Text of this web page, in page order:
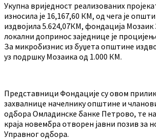
Укупна вриједност реализованих
износила је 16,167,60 КМ, од чега је
издвојила 5.624,07КМ, фондација Мозаик
локални допринос заједнице је
За микробизнис из буџета општине
уз подршку Мозаика од 1.000 КМ.
Представници Фондације су овом
захвалнице начелнику општине и
одбора Омладинске банке Петрово, те
краја новембра отворен јавни позив за
Управног одбора.